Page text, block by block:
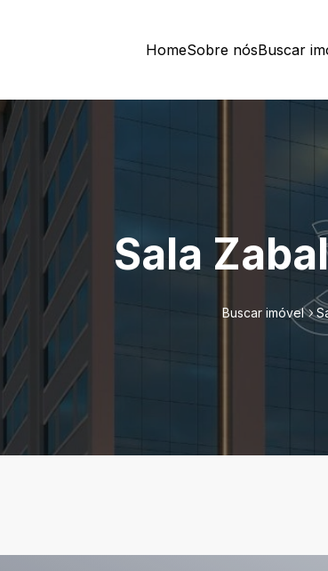
HomeSobre nósBuscar
Sala
Buscar imóvel